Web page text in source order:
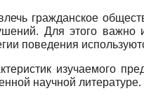
гражданское
Для этого
поведения
изучаемого
научной литературе.